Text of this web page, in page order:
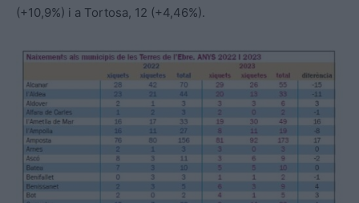
(+10,9%) i a Tortosa, 12 (+4,46%).